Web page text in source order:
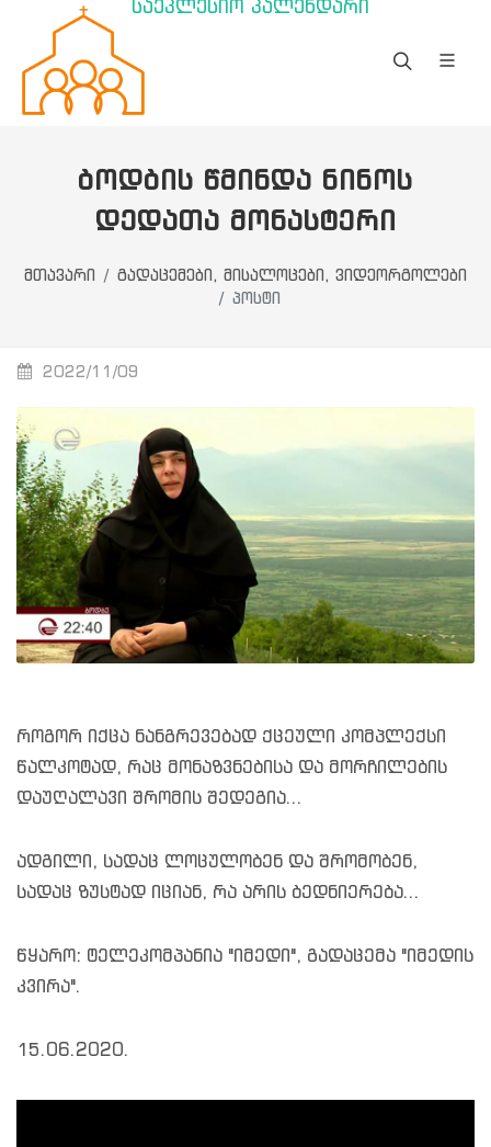
საეკლესიო კალენდარი
ᲑᲝᲓᲑᲘᲡ ᲬᲛᲘᲜᲓᲐ ᲜᲘᲜᲝᲡ
ᲓᲔᲓᲐᲗᲐ ᲛᲝᲜᲐᲡᲢᲔᲠᲘ
მთავარი
გადაცემები, მისალოცები, ვიდეორგოლები
პოსტი
2022/11/09
როგორ იქცა ნანგრევებად ქცეული კომპლექსი
წალკოტად, რაც მონაზვნებისა და მორჩილების
დაუღალავი შრომის შედეგია...
ადგილი, სადაც ლოცულობენ და შრომობენ,
სადაც ზუსტად იციან, რა არის ბედნიერება...
წყარო: ტელეკომპანია "იმედი", გადაცემა "იმედის
კვირა".
15.06.2020.